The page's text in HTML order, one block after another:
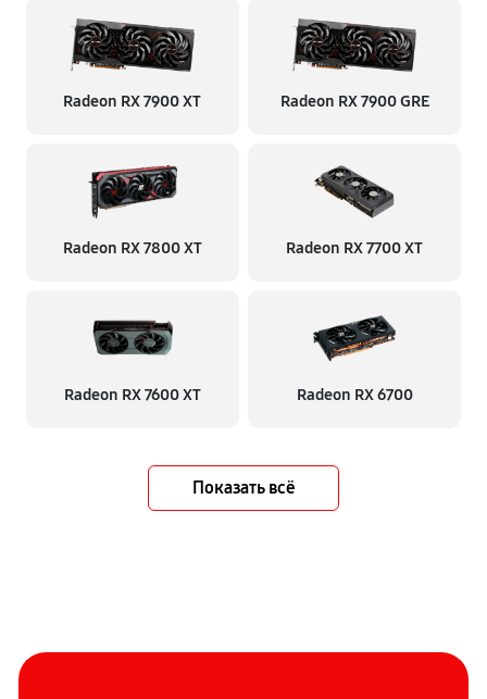
Radeon RX 7900 XT Radeon RX 7900 GRE
Radeon RX 7800 XT Radeon RX 7700 XT
Radeon RX 7600 XT Radeon RX 6700
Показать всё